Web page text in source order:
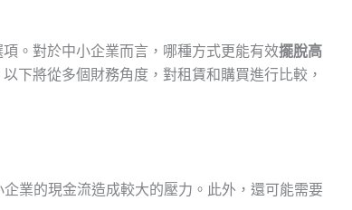
。對於中小企業而言，哪種方式更能有效擺脫高
下將從多個財務角度，對租賃和購買進行比較，
企業的現金流造成較大的壓力。此外，還可能需要